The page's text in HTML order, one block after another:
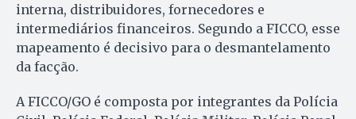
interna, distribuidores, fornecedores e
intermediários financeiros. Segundo a FICCO, esse
mapeamento é decisivo para o desmantelamento
da facção.
A FICCO/GO é composta por integrantes da Polícia